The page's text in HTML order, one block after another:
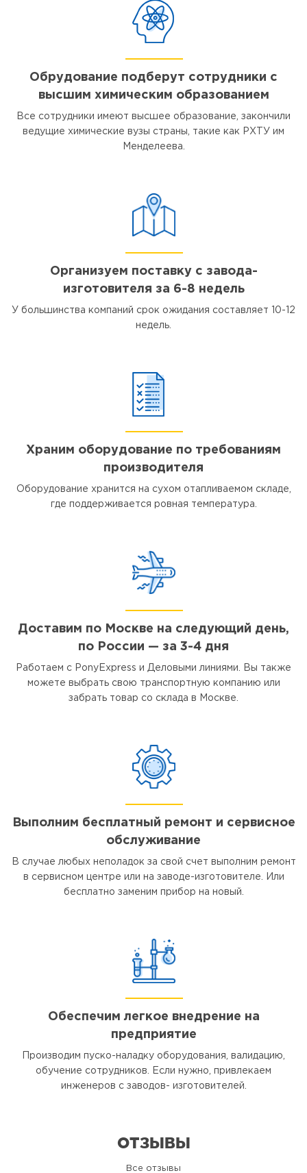
Обрудование подберут сотрудники с
высшим химическим образованием
Все сотрудники имеют высшее образование, закончили
ведущие химические вузы страны, такие как РХТУ им
Менделеева.
Организуем поставку с завода-
изготовителя за 6-8 недель
У большинства компаний срок ожидания составляет 10-12
недель.
Храним оборудование по требованиям
производителя
Оборудование хранится на сухом отапливаемом складе,
где поддерживается ровная температура.
Доставим по Москве на следующий день,
по России — за 3-4 дня
Работаем с PonyExpress и Деловыми линиями. Вы также
можете выбрать свою транспортную компанию или
забрать товар со склада в Москве.
Выполним бесплатный ремонт и сервисное
обслуживание
В случае любых неполадок за свой счет выполним ремонт
в сервисном центре или на заводе-изготовителе. Или
бесплатно заменим прибор на новый.
Обеспечим легкое внедрение на
предприятие
Производим пуско-наладку оборудования, валидацию,
обучение сотрудников. Если нужно, привлекаем
инженеров с заводов- изготовителей.
ОТЗЫВЫ
Все отзывы